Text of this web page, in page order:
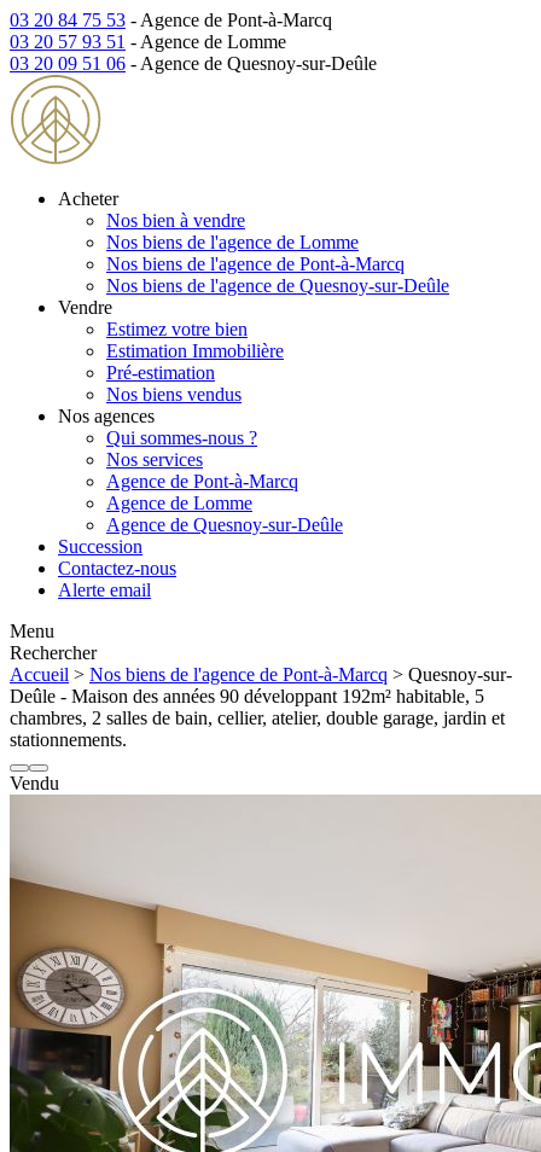
03 20 84 75 53 - Agence de Pont-à-Marcq
03 20 57 93 51 - Agence de Lomme
03 20 09 51 06 - Agence de Quesnoy-sur-Deûle
Acheter
Nos bien à vendre
Nos biens de l'agence de Lomme
Nos biens de l'agence de Pont-à-Marcq
Nos biens de l'agence de Quesnoy-sur-Deûle
Vendre
Estimez votre bien
Estimation Immobilière
Pré-estimation
Nos biens vendus
Nos agences
Qui sommes-nous ?
Nos services
Agence de Pont-à-Marcq
Agence de Lomme
Agence de Quesnoy-sur-Deûle
Succession
Contactez-nous
Alerte email
Menu
Rechercher
Accueil > Nos biens de l'agence de Pont-à-Marcq > Quesnoy-sur-
Deûle - Maison des années 90 développant 192m² habitable, 5
chambres, 2 salles de bain, cellier, atelier, double garage, jardin et
stationnements.
Vendu